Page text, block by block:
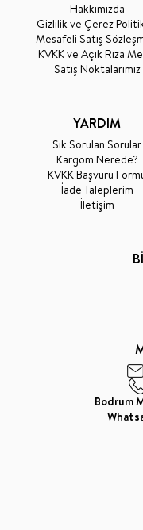
Hakkımızda
Gizlilik ve Çerez
Mesafeli Satış
KVKK ve Açık Rıza
Satış Noktalarımız
YARDIM
Sık Sorulan Sorular
Kargom Nerede?
KVKK Başvuru
İade Taleplerim
İletişim
Bodrum